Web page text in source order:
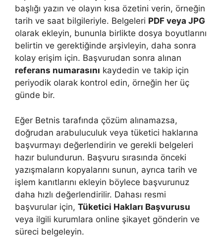
başlığı yazın ve olayın kısa özetini verin, örneğin
tarih ve saat bilgileriyle. Belgeleri PDF veya JPG
olarak ekleyin, bununla birlikte dosya boyutlarını
belirtin ve gerektiğinde arşivleyin, daha sonra
kolay erişim için. Başvurudan sonra alınan
referans numarasını kaydedin ve takip için
periyodik olarak kontrol edin, örneğin her üç
günde bir.
Eğer Betnis tarafında çözüm alınamazsa,
doğrudan arabuluculuk veya tüketici haklarına
başvurmayı değerlendirin ve gerekli belgeleri
hazır bulundurun. Başvuru sırasında önceki
yazışmaların kopyalarını sunun, ayrıca tarih ve
işlem kanıtlarını ekleyin böylece başvurunuz
daha hızlı değerlendirilir. Dahası resmi
başvurular için, Tüketici Hakları Başvurusu
veya ilgili kurumlara online şikayet gönderin ve
süreci belgeleyin.